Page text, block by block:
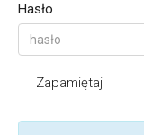
Hasło
Zapamiętaj